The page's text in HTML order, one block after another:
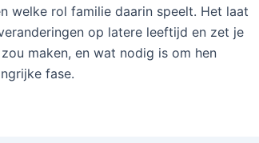
welke rol familie daarin speelt. Het laat
op latere leeftijd en zet je
maken, en wat nodig is om hen
fase.